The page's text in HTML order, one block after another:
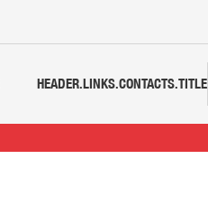
HEADER.LINKS.CONTACTS.TITLE